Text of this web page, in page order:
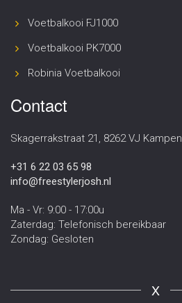
Voetbalkooi FJ1000
Voetbalkooi PK7000
Robinia Voetbalkooi
Contact
Skagerrakstraat 21, 8262 VJ Kampen
+31 6 22 03 65 98
info@freestylerjosh.nl
Ma - Vr: 9:00 - 17:00u
Zaterdag: Telefonisch bereikbaar
Zondag: Gesloten
X